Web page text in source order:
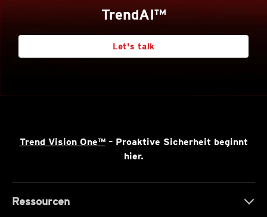
TrendAI™
Let's talk
Trend Vision One™– Proaktive Sicherheit beginnt
hier.
Ressourcen